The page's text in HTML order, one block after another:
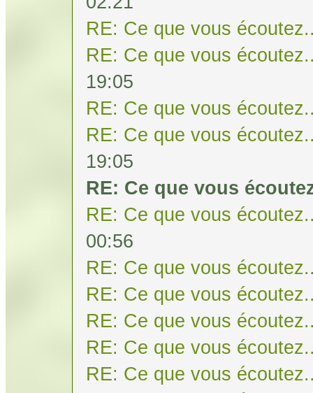
RE: Ce que vous
RE: Ce que vous
19:05
RE: Ce que vous
RE: Ce que vous
19:05
RE: Ce que vous
RE: Ce que vous
00:56
RE: Ce que vous
RE: Ce que vous
RE: Ce que vous
RE: Ce que vous
RE: Ce que vous